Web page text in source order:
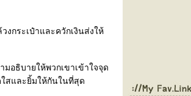
งกระเป๋าและควักเงินส่งให้
อธิบายให้พวกเขาเข้าใจจุด
สและยิ้มให้กันในที่สุด